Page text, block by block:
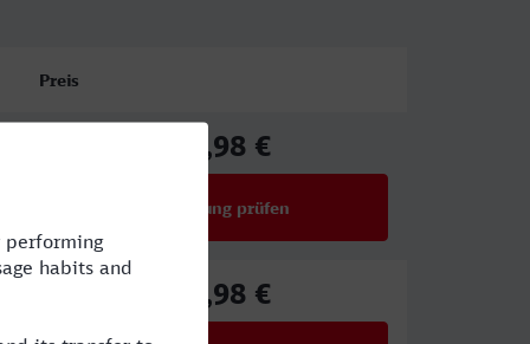
Preis
65,98 €
Verbindung prüfen
80,98 €